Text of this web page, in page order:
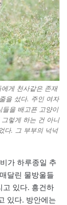
게 천사같은 존재
을 섰다. 주인 여자
들을 배고픈 고양이
렇게 하는 건 아니
다. 그 부부의 넉넉
가 하루종일 추
달린 물방울들
고 있다. 흥건하
있다. 방안에는